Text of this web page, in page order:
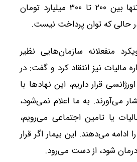
است. یعنی در روز تنها بین ۲۰۰ تا ۳۰۰ میلیارد تومان
حالی که توان پرداخت نیست.
منفعلانه سازمان‌هایی نظیر
مالیات نیز انتقاد کرد و گفت: در
قرار داریم، این نهادها با
می‌آورند. به ما اعلام نمی‌شود،
یا تامین اجتماعی می‌رویم،
می‌دهند. این بیمار اگر قرار
شود، از دست می‌رود.